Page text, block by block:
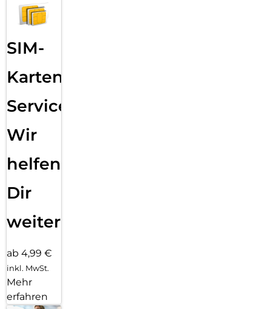
Sende eine Textnachricht, ruf jemanden an, lade Musik und
Podcasts und kontaktiere den Notruf – alles ohne dein
iPhone. Und jetzt bist du mit schnellem 5G unterwegs noch
SIM-
Karten
Service:
Wir
helfen
Dir
weiter
ab 4,99 €
inkl. MwSt.
Mehr
erfahren